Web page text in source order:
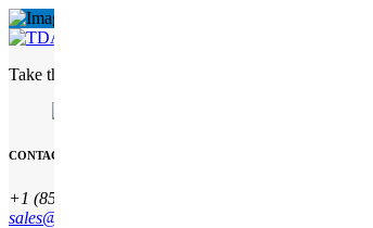
Take the complexity out of customs Freight
CONTACT INFO
+1 (850) 344 0 66
sales@qesco.co.uk